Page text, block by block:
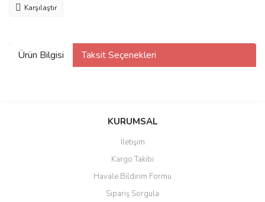
Karşılaştır
Ürün Bilgisi Taksit Seçenekleri
KURUMSAL
İletişim
Kargo Takibi
Havale Bildirim Formu
Sipariş Sorgula